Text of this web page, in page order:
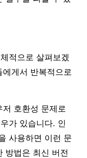
적으로 살펴보겠
게서 반복적으로
호환성 문제로
가 있습니다. 인
사용하면 이런 문
방법은 최신 버전